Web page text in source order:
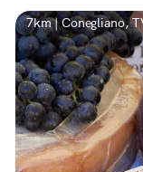
7km | Conegliano,